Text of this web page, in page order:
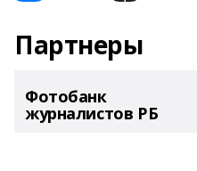
Партнеры
Фотобанк
журналистов РБ